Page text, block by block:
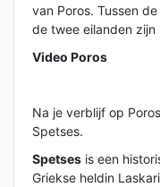
van Poros. Tussen
de twee eilanden
Video Poros
Na je verblijf op
Spetses.
Spetses is een
Griekse heldin